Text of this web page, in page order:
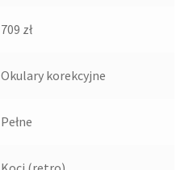
709 zł
Okulary korekcyjne
Pełne